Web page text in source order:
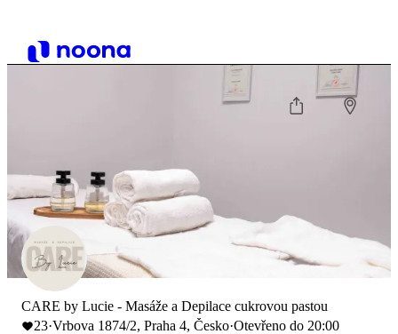
CARE by Lucie - Masáže a Depilace cukrovou pastou
23·Vrbova 1874/2, Praha 4, Česko·Otevřeno do 20:00